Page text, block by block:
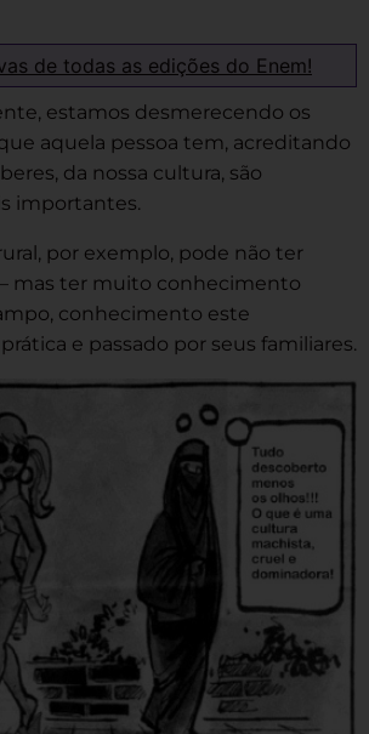
de todas as edições do Enem!
estamos desmerecendo os
aquela pessoa tem, acreditando
da nossa cultura, são
importantes.
por exemplo, pode não ter
mas ter muito conhecimento
conhecimento este
e passado por seus familiares.